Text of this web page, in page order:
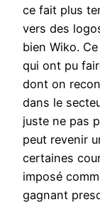
ce fait plus
vers des
bien Wiko.
qui ont pu
dont on
dans le
juste ne pas
peut revenir
certaines
imposé
gagnant